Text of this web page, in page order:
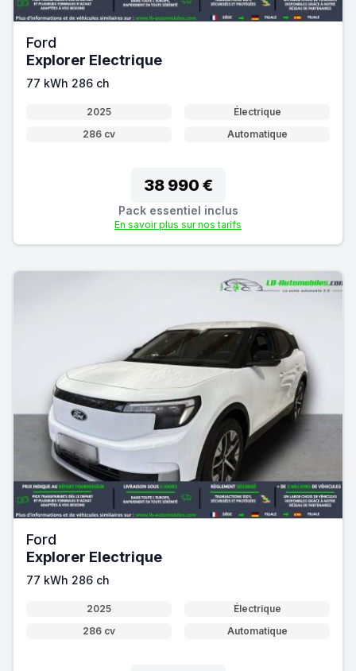
Ford
Explorer Electrique
77 kWh 286 ch
2025
Électrique
286 cv
Automatique
38 990 €
Pack essentiel inclus
En savoir plus sur nos tarifs
Ford
Explorer Electrique
77 kWh 286 ch
2025
Électrique
286 cv
Automatique